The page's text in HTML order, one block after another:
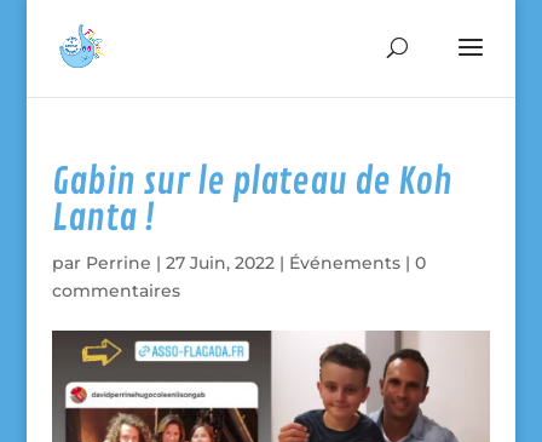
Gabin sur le plateau de Koh
Lanta !
par Perrine | 27 Juin, 2022| Événements| 0
commentaires